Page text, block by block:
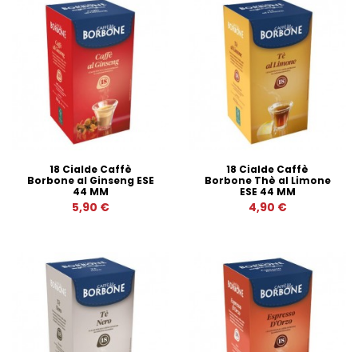
18 Cialde Caffè
Borbone al Ginseng ESE
44 MM
5,90 €
18 Cialde Caffè
Borbone Thè al Limone
ESE 44 MM
4,90 €